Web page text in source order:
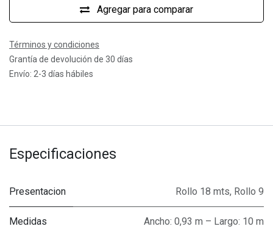
Agregar para comparar
Términos y condiciones
Grantía de devolución de 30 días
Envío: 2-3 días hábiles
Especificaciones
Presentacion Rollo 18 mts, Rollo 9
Medidas Ancho: 0,93 m – Largo: 10 m